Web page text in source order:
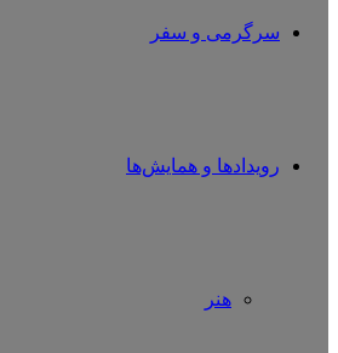
سرگرمی و سفر
رویدادها و همایش‌ها
هنر